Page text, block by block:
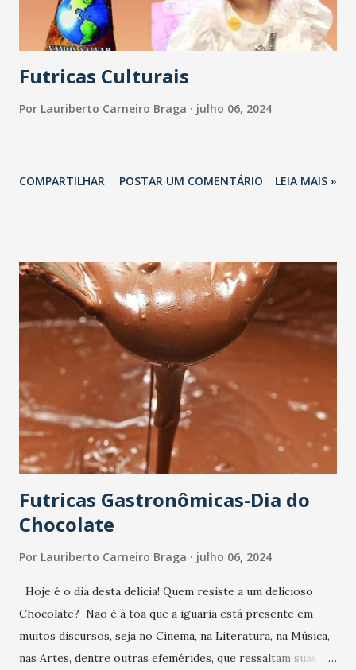
Desde o início do programa, em 2016, até hoje, já foram
realizados mais de 11 mil atendimentos a moradores e turi...
Futricas Culturais
Por Lauriberto Carneiro Braga julho 06, 2024
COMPARTILHAR POSTAR UM COMENTÁRIO LEIA MAIS »
Futricas Gastronômicas-Dia do
Chocolate
Por Lauriberto Carneiro Braga julho 06, 2024
Hoje é o dia desta delícia! Quem resiste a um delicioso
Chocolate? Não é à toa que a iguaria está presente em
muitos discursos, seja no Cinema, na Literatura, na Música,
nas Artes, dentre outras efemérides, que ressaltam suas